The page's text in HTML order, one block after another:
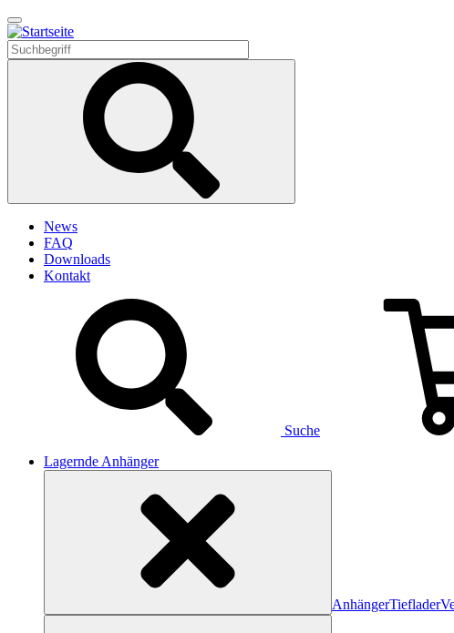
Direkt
zum
Inhalt
News
FAQ
Downloads
Kontakt
Suche
Lagernde Anhänger
AnhängerTieflader